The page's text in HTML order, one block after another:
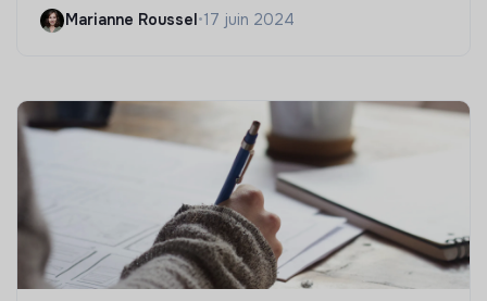
Marianne Roussel•17 juin 2024